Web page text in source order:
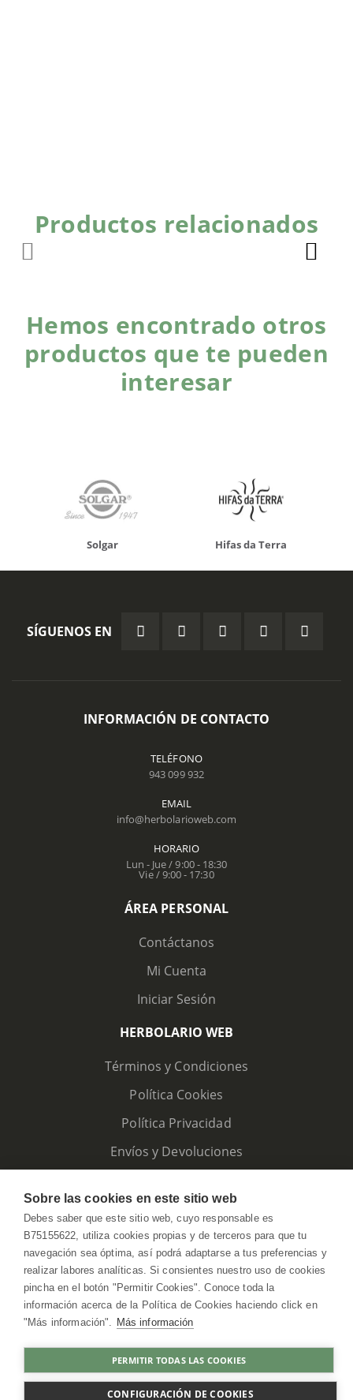
COMPRAR
Productos relacionados
Hemos encontrado otros
productos que te pueden
interesar
Solgar Hifas da Terra
SÍGUENOS EN
INFORMACIÓN DE CONTACTO
TELÉFONO
943 099 932
EMAIL
info@herbolarioweb.com
HORARIO
Lun - Jue / 9:00 - 18:30
Vie / 9:00 - 17:30
ÁREA PERSONAL
Contáctanos
Mi Cuenta
Iniciar Sesión
HERBOLARIO WEB
Términos y Condiciones
Política Cookies
Política Privacidad
Envíos y Devoluciones
HerbolarioWeb © 2026. All Rights Reserved
Sobre las cookies en este sitio web
Debes saber que este sitio web, cuyo responsable es
B75155622, utiliza cookies propias y de terceros para que tu
navegación sea óptima, así podrá adaptarse a tus preferencias y
realizar labores analíticas. Si consientes nuestro uso de cookies
pincha en el botón "Permitir Cookies". Conoce toda la
información acerca de la Política de Cookies haciendo click en
"Más información". Más información
PERMITIR TODAS LAS COOKIES
CONFIGURACIÓN DE COOKIES